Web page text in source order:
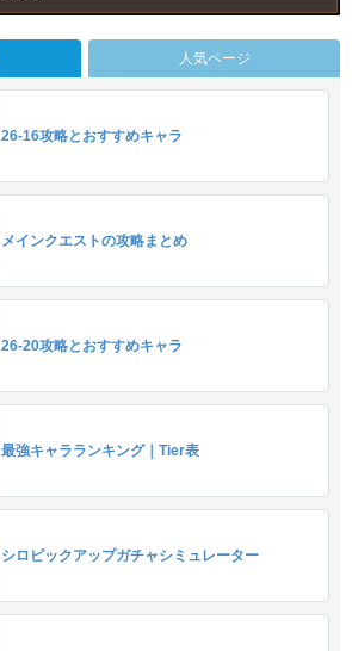
人気ページ
26-16攻略とおすすめキャラ
メインクエストの攻略まとめ
26-20攻略とおすすめキャラ
最強キャラランキング｜Tier表
シロピックアップガチャシミュレーター